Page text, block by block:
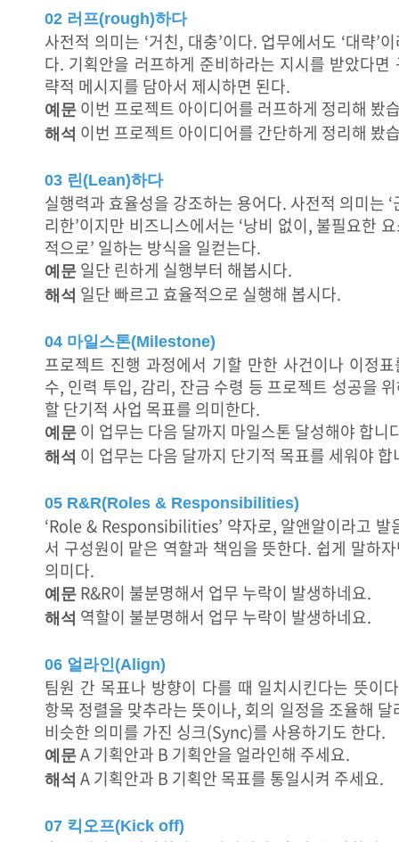
02 러프(rough)하다
사전적 의미는 ‘거친, 대충’이다. 업무에서도 ‘대략’
다. 기획안을 러프하게 준비하라는 지시를 받았다면
략적 메시지를 담아서 제시하면 된다.
예문 이번 프로젝트 아이디어를 러프하게 정리해 봤
해석 이번 프로젝트 아이디어를 간단하게 정리해 봤
03 린(Lean)하다
실행력과 효율성을 강조하는 용어다. 사전적 의미는
리한’이지만 비즈니스에서는 ‘낭비 없이, 불필요한
적으로’ 일하는 방식을 일컫는다.
예문 일단 린하게 실행부터 해봅시다.
해석 일단 빠르고 효율적으로 실행해 봅시다.
04 마일스톤(Milestone)
프로젝트 진행 과정에서 기할 만한 사건이나 이정
수, 인력 투입, 감리, 잔금 수령 등 프로젝트 성공을
할 단기적 사업 목표를 의미한다.
예문 이 업무는 다음 달까지 마일스톤 달성해야 합니
해석 이 업무는 다음 달까지 단기적 목표를 세워야 합
05 R&R(Roles & Responsibilities)
‘Role & Responsibilities’ 약자로, 알앤알이라고 발
서 구성원이 맡은 역할과 책임을 뜻한다. 쉽게 말하
의미다.
예문 R&R이 불분명해서 업무 누락이 발생하네요.
해석 역할이 불분명해서 업무 누락이 발생하네요.
06 얼라인(Align)
팀원 간 목표나 방향이 다를 때 일치시킨다는 뜻이
항목 정렬을 맞추라는 뜻이나, 회의 일정을 조율해
비슷한 의미를 가진 싱크(Sync)를 사용하기도 한다.
예문 A 기획안과 B 기획안을 얼라인해 주세요.
해석 A 기획안과 B 기획안 목표를 통일시켜 주세요.
07 킥오프(Kick off)